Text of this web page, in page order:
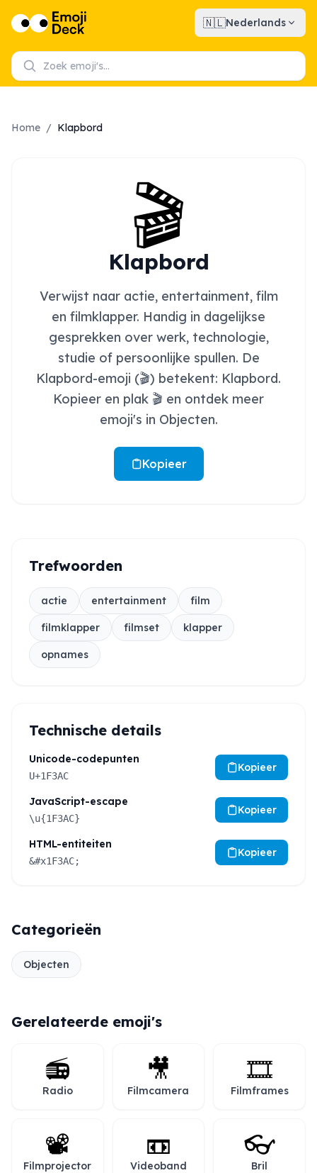
🇳🇱Nederlands
Home / Klapbord
🎬
Klapbord
Verwijst naar actie, entertainment, film
en filmklapper. Handig in dagelijkse
gesprekken over werk, technologie,
studie of persoonlijke spullen. De
Klapbord-emoji (🎬) betekent: Klapbord.
Kopieer en plak 🎬 en ontdek meer
emoji's in Objecten.
Kopieer
Trefwoorden
actie entertainment film
filmklapper filmset klapper
opnames
Technische details
Unicode-codepunten
U+1F3AC
Kopieer
JavaScript-escape
\u{1F3AC}
Kopieer
HTML-entiteiten
&#x1F3AC;
Kopieer
Categorieën
Objecten
Gerelateerde emoji's
📻
Radio
🎥
Filmcamera
🎞️
Filmframes
📽️
Filmprojector
📼
Videoband
👓
Bril